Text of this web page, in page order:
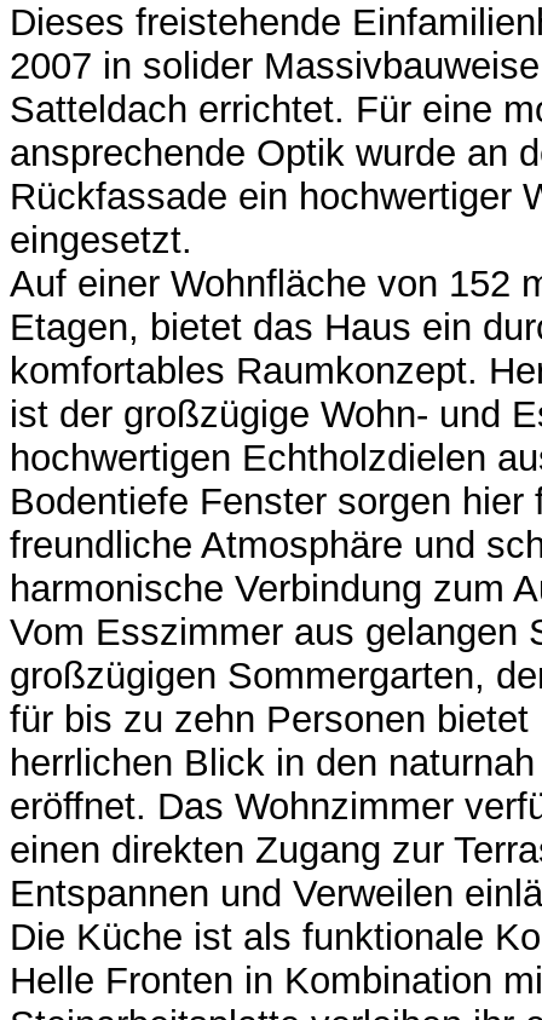
Dieses freistehende
2007 in solider
Satteldach errichtet. Für eine
ansprechende Optik wurde an
Rückfassade ein hochwertiger
eingesetzt.
Auf einer Wohnfläche von 152
Etagen, bietet das Haus ein
komfortables Raumkonzept.
ist der großzügige Wohn- und
hochwertigen Echtholzdielen
Bodentiefe Fenster sorgen hier
freundliche Atmosphäre und
harmonische Verbindung zum
Vom Esszimmer aus gelangen
großzügigen Sommergarten,
für bis zu zehn Personen bietet
herrlichen Blick in den
eröffnet. Das Wohnzimmer
einen direkten Zugang zur
Entspannen und Verweilen
Die Küche ist als funktionale
Helle Fronten in Kombination